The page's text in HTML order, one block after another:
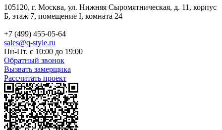
105120, г. Москва, ул. Нижняя Сыромятническая, д. 11, корпус
Б, этаж 7, помещение I, комната 24
+7 (499) 455-05-64
sales@q-style.ru
Пн-Пт. с 10:00 до 19:00
Обратный звонок
Вызвать замерщика
Рассчитать проект